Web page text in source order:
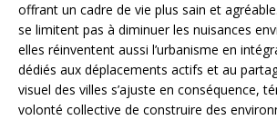
offrant un cadre de vie plus sain et
se limitent pas à diminuer les nuisances
elles réinventent aussi l’urbanisme en
dédiés aux déplacements actifs et au
visuel des villes s’ajuste en conséquence,
volonté collective de construire des